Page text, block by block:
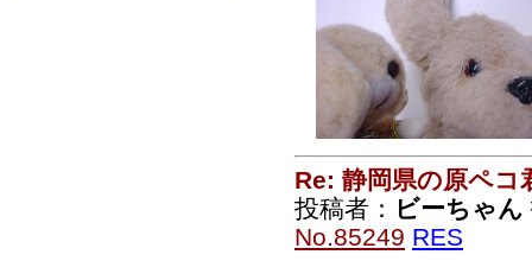
Re: 静岡県の原ペコ
投稿者： ビーちゃん
No.85249 RES